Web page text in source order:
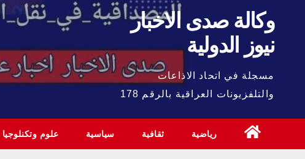
وكالة صدى الاخبار
نيوز الدولية
مسجلة في اتحاد الاذاعات
والتلفزيونات العراقية بالرقم 178
رياضية ثقافية سياسية علوم وتكنلوجيا